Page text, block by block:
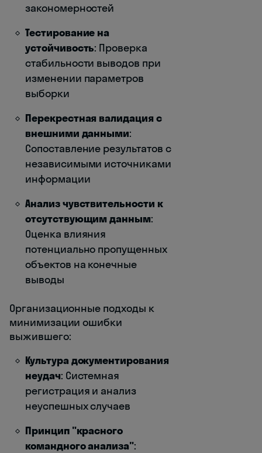
закономерностей
Тестирование на
устойчивость: Проверка
стабильности выводов при
изменении параметров
выборки
Перекрестная валидация с
внешними данными:
Сопоставление результатов с
независимыми источниками
информации
Анализ чувствительности к
отсутствующим данным:
Оценка влияния
потенциально пропущенных
объектов на конечные
выводы
Организационные подходы к
минимизации ошибки
выжившего:
Культура документирования
неудач: Системная
регистрация и анализ
неуспешных случаев
Принцип "красного
командного анализа":